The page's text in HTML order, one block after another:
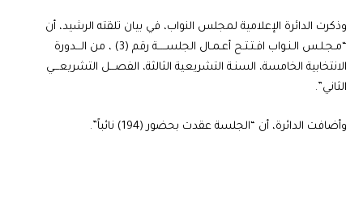
وذكرت الدائرة الإعلامية لمجلس النواب، في بيان تلقته الرشيد، أن
“مـجـلـس الـنـواب افـتـتـح أعـمـال الجلســـــة رقم (3) ، من الـــدورة
الانتخابية الخامسة، السنـة التشريعية الثالثة، الفصـــل التشريعـــي
الثاني”.
وأضافت الدائرة، أن “الجلسة عقدت بحضور (194) نائباً”.